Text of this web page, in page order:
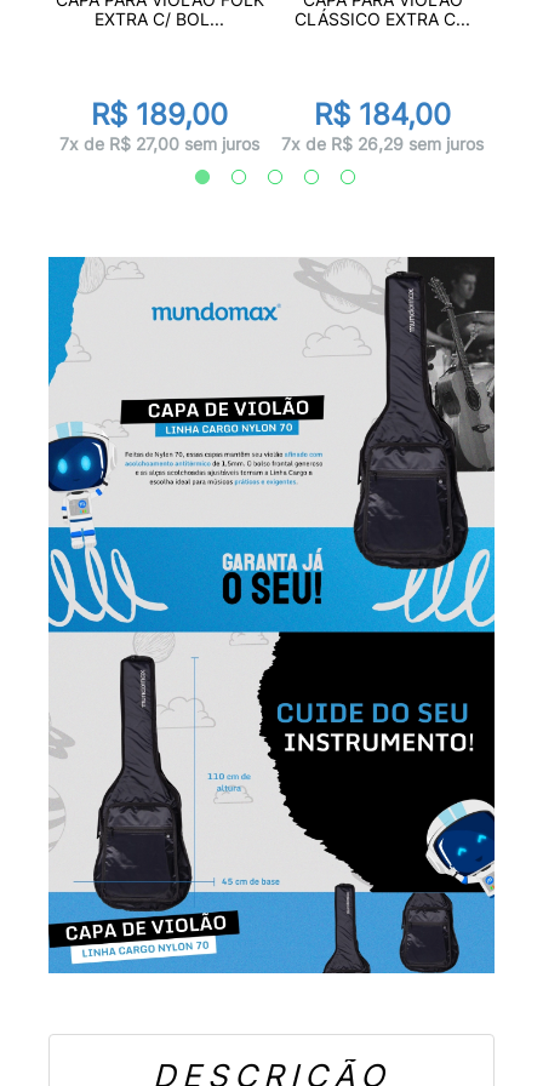
EXTRA C/ BOL...
R$ 189,00
7x de R$ 27,00 sem juros
CLÁSSICO EXTRA C...
R$ 184,00
7x de R$ 26,29 sem juros
DESCRIÇÃO